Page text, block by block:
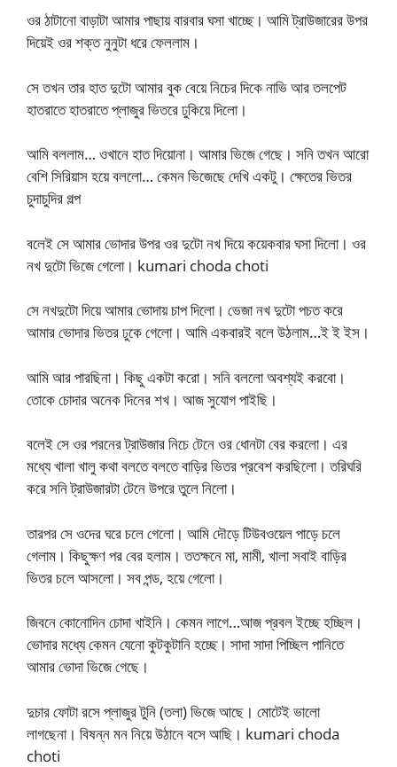
ওর ঠাটানো বাড়াটা আমার পাছায় বারবার ঘসা খাচ্ছে। আমি ট্রাউজারের উপর
দিয়েই ওর শক্ত নুনুটা ধরে ফেললাম।
সে তখন তার হাত দুটো আমার বুক বেয়ে নিচের দিকে নাভি আর তলপেট
হাতরাতে হাতরাতে প্লাজুর ভিতরে ঢুকিয়ে দিলো।
আমি বললাম… ওখানে হাত দিয়োনা। আমার ভিজে গেছে। সনি তখন আরো
বেশি সিরিয়াস হয়ে বললো… কেমন ভিজেছে দেখি একটু। ক্ষেতের ভিতর
চুদাচুদির গল্প
বলেই সে আমার ভোদার উপর ওর দুটো নখ দিয়ে কয়েকবার ঘসা দিলো। ওর
নখ দুটো ভিজে গেলো। kumari choda choti
সে নখদুটো দিয়ে আমার ভোদায় চাপ দিলো। ভেজা নখ দুটো পচত করে
আমার ভোদার ভিতর ঢুকে গেলো। আমি একবারই বলে উঠলাম…ই ই ইস।
আমি আর পারছিনা। কিছু একটা করো। সনি বললো অবশ্যই করবো।
তোকে চোদার অনেক দিনের শখ। আজ সুযোগ পাইছি।
বলেই সে ওর পরনের ট্রাউজার নিচে টেনে ওর ধোনটা বের করলো। এর
মধ্যে খালা খালু কথা বলতে বলতে বাড়ির ভিতর প্রবেশ করছিলো। তরিঘরি
করে সনি ট্রাউজারটা টেনে উপরে তুলে নিলো।
তারপর সে ওদের ঘরে চলে গেলো। আমি দৌড়ে টিউবওয়েল পাড়ে চলে
গেলাম। কিছুক্ষণ পর বের হলাম। ততক্ষনে মা, মামী, খালা সবাই বাড়ির
ভিতর চলে আসলো। সব পন্ড, হয়ে গেলো।
জিবনে কোনোদিন চোদা খাইনি। কেমন লাগে…আজ প্রবল ইচ্ছে হচ্ছিল।
ভোদার মধ্যে কেমন যেনো কুটকুটানি হচ্ছে। সাদা সাদা পিচ্ছিল পানিতে
আমার ভোদা ভিজে গেছে।
দুচার ফোটা রসে প্লাজুর টুনি (তলা) ভিজে আছে। মোটেই ভালো
লাগছেনা। বিষন্ন মন নিয়ে উঠানে বসে আছি। kumari choda
choti